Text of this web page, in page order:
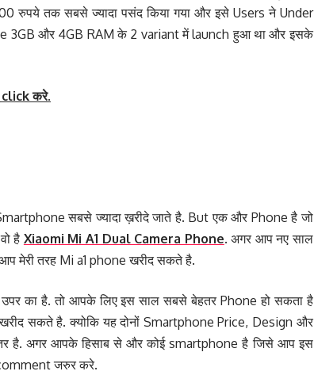
रुपये तक सबसे ज्यादा पसंद किया गया और इसे Users ने Under
3GB और 4GB RAM के 2 variant में launch हुआ था और इसके
click करे.
सबसे ज्यादा ख़रीदे जाते है. But एक और Phone है जो
है Xiaomi Mi A1 Dual Camera Phone. अगर आप नए साल
मेरी तरह Mi a1 phone खरीद सकते है.
का है. तो आपके लिए इस साल सबसे बेहतर Phone हो सकता है
सकते है. क्योकि यह दोनों Smartphone Price, Design और
है. अगर आपके हिसाब से और कोई smartphone है जिसे आप इस
जरुर करे.